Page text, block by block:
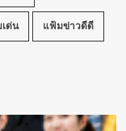
เด่น แฟ้มข่าวดีดี